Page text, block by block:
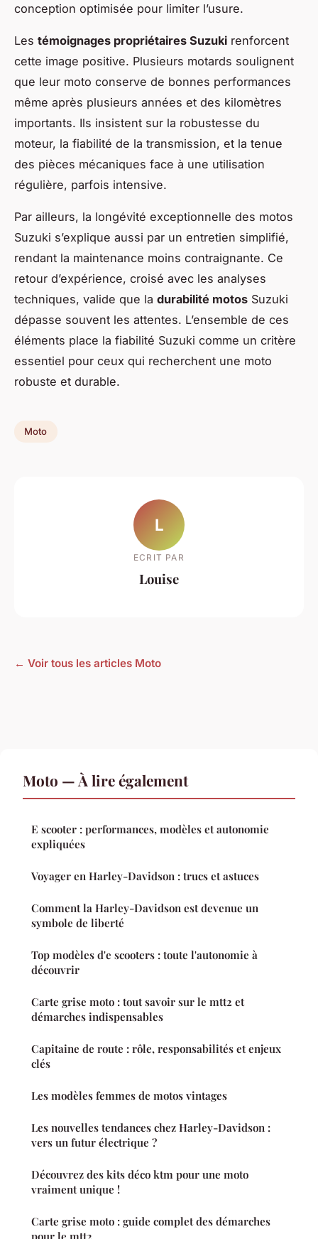
conception optimisée pour limiter l’usure.
Les témoignages propriétaires Suzuki renforcent
cette image positive. Plusieurs motards soulignent
que leur moto conserve de bonnes performances
même après plusieurs années et des kilomètres
importants. Ils insistent sur la robustesse du
moteur, la fiabilité de la transmission, et la tenue
des pièces mécaniques face à une utilisation
régulière, parfois intensive.
Par ailleurs, la longévité exceptionnelle des motos
Suzuki s’explique aussi par un entretien simplifié,
rendant la maintenance moins contraignante. Ce
retour d’expérience, croisé avec les analyses
techniques, valide que la durabilité motos Suzuki
dépasse souvent les attentes. L’ensemble de ces
éléments place la fiabilité Suzuki comme un critère
essentiel pour ceux qui recherchent une moto
robuste et durable.
Moto
L
ECRIT PAR
Louise
← Voir tous les articles Moto
Moto — À lire également
E scooter : performances, modèles et autonomie
expliquées
Voyager en Harley-Davidson : trucs et astuces
Comment la Harley-Davidson est devenue un
symbole de liberté
Top modèles d'e scooters : toute l'autonomie à
découvrir
Carte grise moto : tout savoir sur le mtt2 et
démarches indispensables
Capitaine de route : rôle, responsabilités et enjeux
clés
Les modèles femmes de motos vintages
Les nouvelles tendances chez Harley-Davidson :
vers un futur électrique ?
Découvrez des kits déco ktm pour une moto
vraiment unique !
Carte grise moto : guide complet des démarches
pour le mtt2